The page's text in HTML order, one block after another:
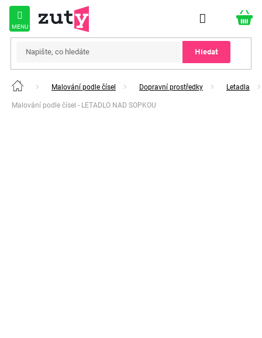
Přejít
obsah
Hledat
Domů Malování podle čísel Dopravní prostředky Letadla
Malování podle čísel - LETADLO NAD SOPKOU